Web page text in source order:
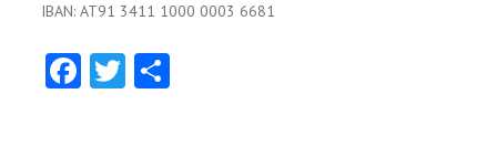
IBAN: AT91 3411 1000 0003 6681
Facebook
Twitter